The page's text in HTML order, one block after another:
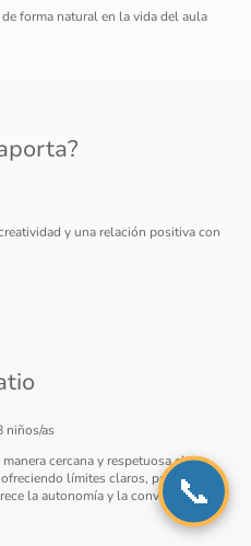
forma natural en la vida del aula
y una relación positiva con
niños/as
cercana y respetuosa el
límites claros, presencia
la autonomía y la convivencia
📞